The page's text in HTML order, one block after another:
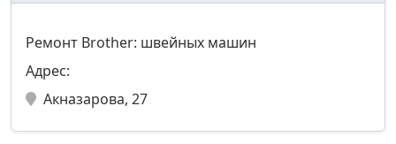
Ремонт Brother: швейных машин
Адрес:
Акназарова, 27